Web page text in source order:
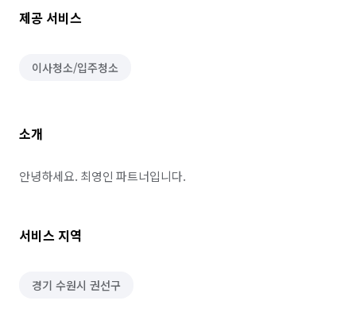
제공 서비스
이사청소/입주청소
소개
안녕하세요. 최영인 파트너입니다.
서비스 지역
경기 수원시 권선구